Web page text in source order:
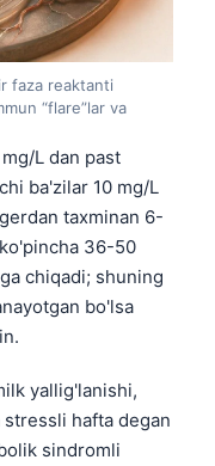
faza reaktanti
“flare”lar va
L dan past
ba'zilar 10 mg/L
taxminan 6-
36-50
chiqadi; shuning
bo'lsa
yallig'lanishi,
hafta degan
sindromli